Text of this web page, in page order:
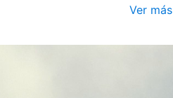
Ver más